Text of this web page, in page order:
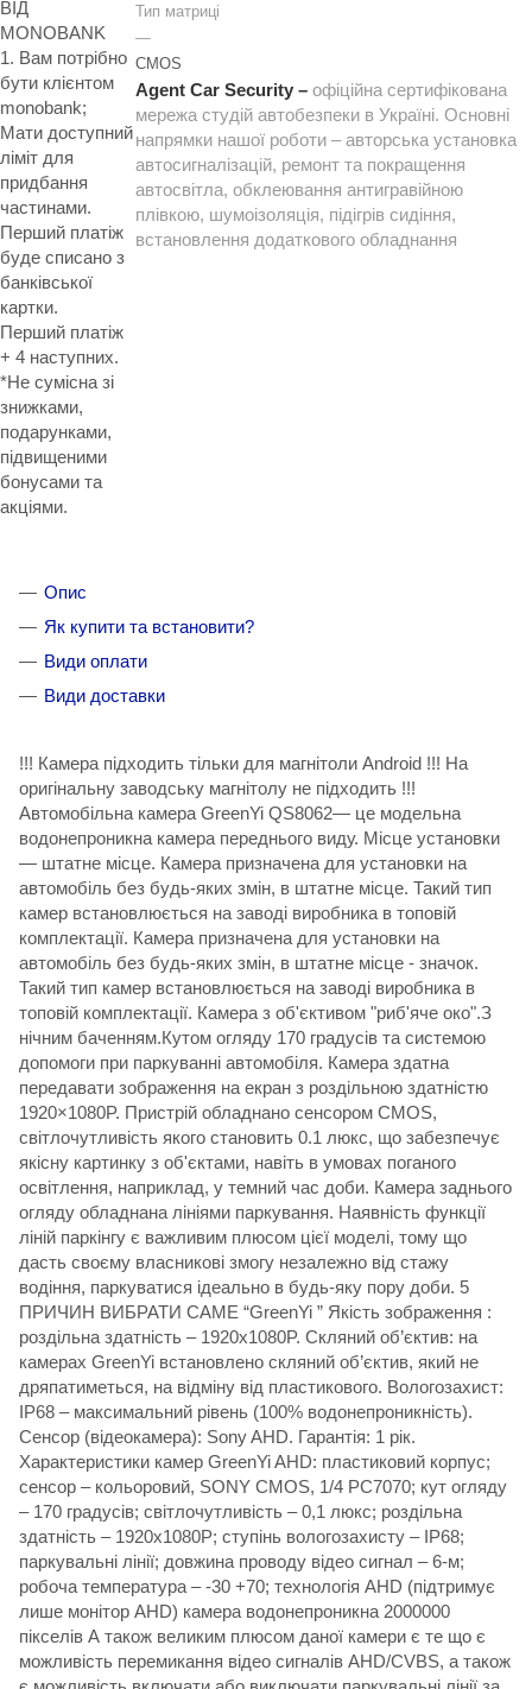
ВІД
MONOBANK
1. Вам потрібно
бути клієнтом
monobank;
Мати доступний
ліміт для
придбання
частинами.
Перший платіж
буде списано з
банківської
картки.
Перший платіж
+ 4 наступних.
*Не сумісна зі
знижками,
подарунками,
підвищеними
бонусами та
акціями.
Тип матриці
—
CMOS
Agent Car Security – офіційна сертифікована
мережа студій автобезпеки в Україні. Основні
напрямки нашої роботи – авторська установка
автосигналізацій, ремонт та покращення
автосвітла, обклеювання антигравійною
плівкою, шумоізоляція, підігрів сидіння,
встановлення додаткового обладнання
Опис
Як купити та встановити?
Види оплати
Види доставки
!!! Камера підходить тільки для магнітоли Android !!! На
оригінальну заводську магнітолу не підходить !!!
Автомобільна камера GreenYi QS8062— це модельна
водонепроникна камера переднього виду. Місце установки
— штатне місце. Камера призначена для установки на
автомобіль без будь-яких змін, в штатне місце. Такий тип
камер встановлюється на заводі виробника в топовій
комплектації. Камера призначена для установки на
автомобіль без будь-яких змін, в штатне місце - значок.
Такий тип камер встановлюється на заводі виробника в
топовій комплектації. Камера з об'єктивом "риб'яче око".З
нічним баченням.Кутом огляду 170 градусів та системою
допомоги при паркуванні автомобіля. Камера здатна
передавати зображення на екран з роздільною здатністю
1920×1080P. Пристрій обладнано сенсором CMOS,
світлочутливість якого становить 0.1 люкс, що забезпечує
якісну картинку з об'єктами, навіть в умовах поганого
освітлення, наприклад, у темний час доби. Камера заднього
огляду обладнана лініями паркування. Наявність функції
ліній паркінгу є важливим плюсом цієї моделі, тому що
дасть своєму власникові змогу незалежно від стажу
водіння, паркуватися ідеально в будь-яку пору доби. 5
ПРИЧИН ВИБРАТИ САМЕ “GreenYi ” Якість зображення :
роздільна здатність – 1920x1080P. Скляний об’єктив: на
камерах GreenYi встановлено скляний об’єктив, який не
дряпатиметься, на відміну від пластикового. Вологозахист:
IP68 – максимальний рівень (100% водонепроникність).
Сенсор (відеокамера): Sony AHD. Гарантія: 1 рік.
Характеристики камер GreenYi AHD: пластиковий корпус;
сенсор – кольоровий, SONY CMOS, 1/4 PC7070; кут огляду
– 170 градусів; світлочутливість – 0,1 люкс; роздільна
здатність – 1920x1080P; ступінь вологозахисту – IP68;
паркувальні лінії; довжина проводу відео сигнал – 6-м;
робоча температура – -30 +70; технологія AHD (підтримує
лише монітор AHD) камера водонепроникна 2000000
пікселів А також великим плюсом даної камери є те що є
можливість перемикання відео сигналів AHD/CVBS, а також